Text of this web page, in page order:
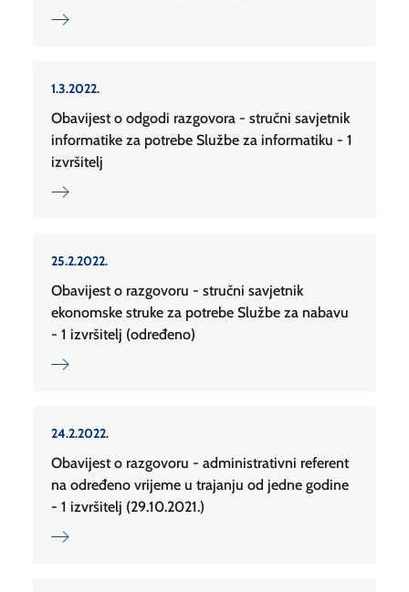
1.3.2022.
Obavijest o odgodi razgovora - stručni savjetnik
informatike za potrebe Službe za informatiku - 1
izvršitelj
25.2.2022.
Obavijest o razgovoru - stručni savjetnik
ekonomske struke za potrebe Službe za nabavu
- 1 izvršitelj (određeno)
24.2.2022.
Obavijest o razgovoru - administrativni referent
na određeno vrijeme u trajanju od jedne godine
- 1 izvršitelj (29.10.2021.)